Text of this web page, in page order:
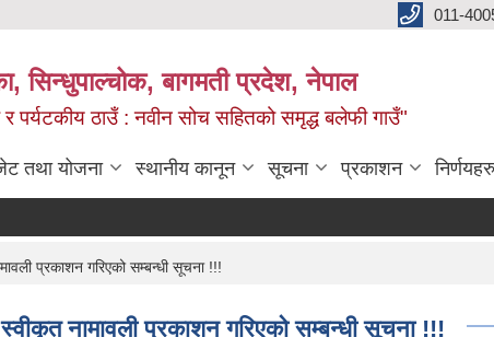
011-
सिन्धुपाल्चोक, बागमती प्रदेश, नेपाल
र पर्यटकीय ठाउँ : नवीन सोच सहितको समृद्ध बलेफी गाउँ"
तथा योजना स्थानीय कानून सूचना प्रकाशन निर्णयहरु
प्रकाशन गरिएको सम्बन्धी सूचना !!!
नामावली प्रकाशन गरिएको सम्बन्धी सूचना !!!